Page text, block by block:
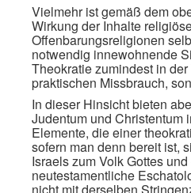
Vielmehr ist gemäß dem
Wirkung der Inhalte
Offenbarungsreligionen
notwendig innewohnende
Theokratie zumindest in
praktischen Missbrauch,
In dieser Hinsicht bieten
Judentum und Christentum
Elemente, die einer
sofern man denn bereit ist,
Israels zum Volk Gottes
neutestamentliche